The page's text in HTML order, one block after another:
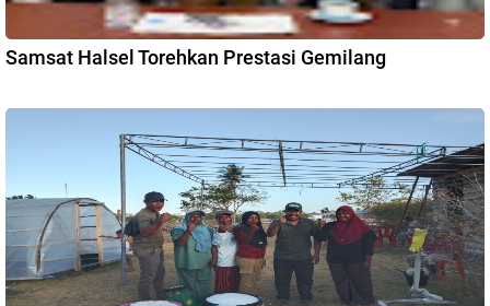
Samsat Halsel Torehkan Prestasi Gemilang